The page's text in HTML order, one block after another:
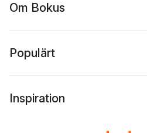
Om Bokus
Populärt
Inspiration